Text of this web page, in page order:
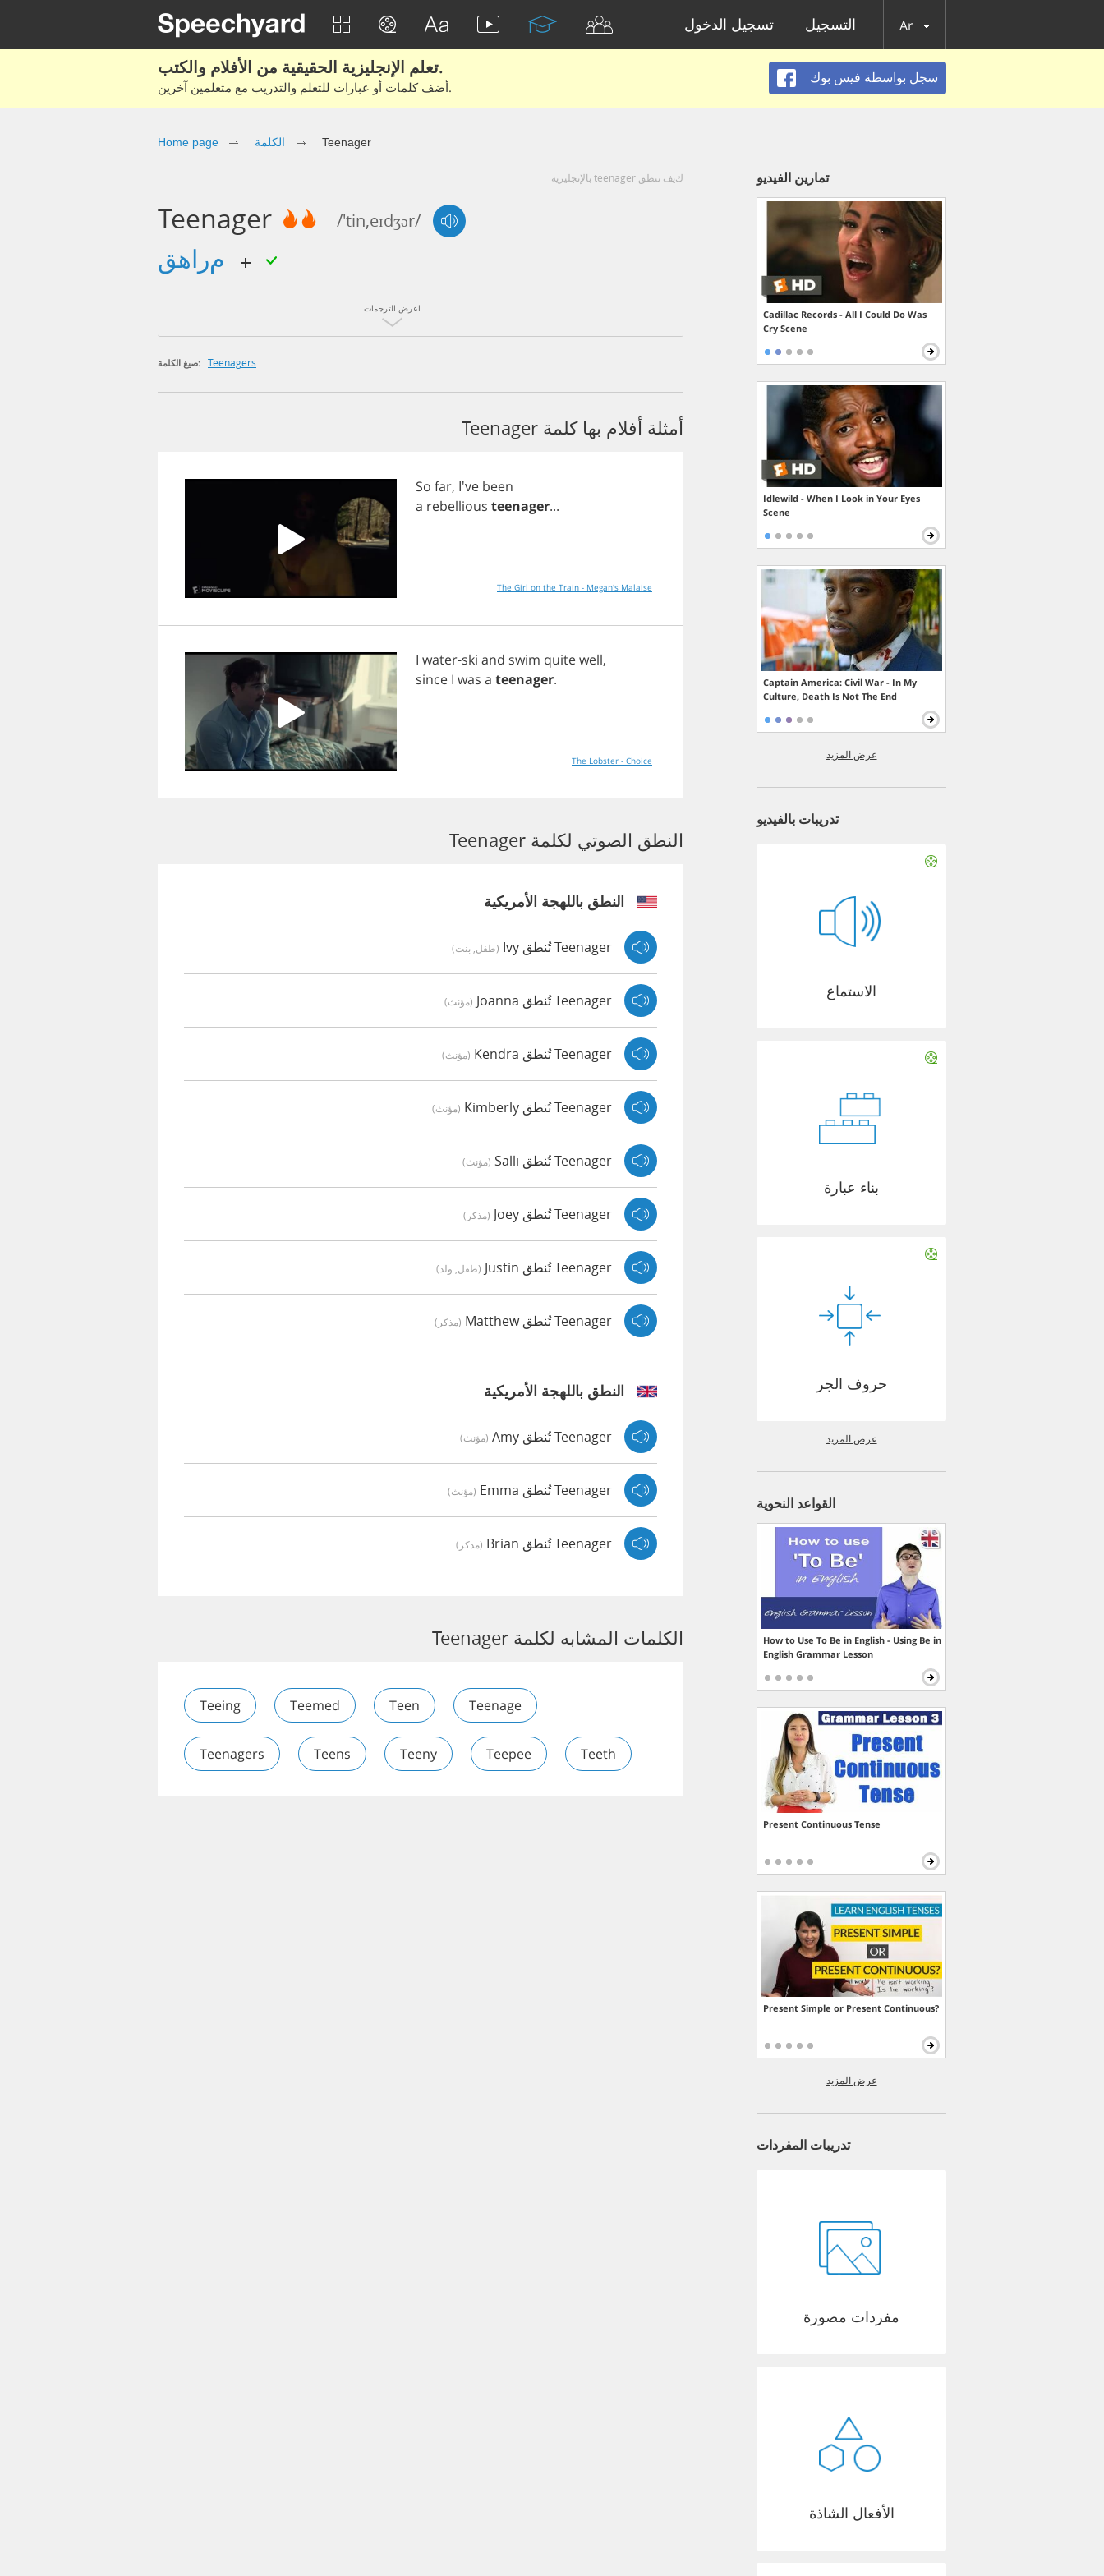
تسجيل الدخول التسجيل Ar
تعلم الإنجليزية الحقيقية من الأفلام والكتب.
أضف كلمات أو عبارات للتعلم والتدريب مع متعلمين آخرين.
سجل بواسطة فيس بوك
Home page الكلمة Teenager
كيف تنطق teenager بالإنجليزية
Teenager /'tin,eɪdʒər/
اعرض الترجمات
صيغ الكلمة: Teenagers
أمثلة أفلام بها كلمة Teenager
So far, I've been
a rebellious teenager...
The Girl on the Train - Megan's Malaise
I water-ski and swim quitewell,
since I was a teenager.
The Lobster - Choice
النطق الصوتي لكلمة Teenager
النطق باللهجة الأمريكية
Teenager تُنطق Ivy (طفل, بنت)
Teenager تُنطق Joanna (مؤنث)
Teenager تُنطق Kendra (مؤنث)
Teenager تُنطق Kimberly (مؤنث)
Teenager تُنطق Salli (مؤنث)
Teenager تُنطق Joey (مذكر)
Teenager تُنطق Justin (طفل, ولد)
Teenager تُنطق Matthew (مذكر)
النطق باللهجة الأمريكية
Teenager تُنطق Amy (مؤنث)
Teenager تُنطق Emma (مؤنث)
Teenager تُنطق Brian (مذكر)
الكلمات المشابه لكلمة Teenager
Teeing Teemed Teen Teenage
Teenagers Teens Teeny Teepee Teeth
تمارين الفيديو
Cadillac Records - All I Could Do Was
Cry Scene
Idlewild - When I Look in Your Eyes
Scene
Captain America: Civil War - In My
Culture, Death Is Not The End
عرض المزيد
تدريبات بالفيديو
الاستماع
بناء عبارة
حروف الجر
عرض المزيد
القواعد النحوية
How to Use To Be in English - Using Be in
English Grammar Lesson
Present Continuous Tense
Present Simple or Present Continuous?
عرض المزيد
تدريبات المفردات
مفردات مصورة
الأفعال الشاذة